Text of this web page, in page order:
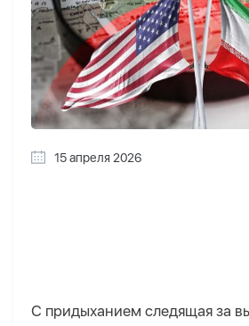
15 апреля 2026
С придыханием следящая за